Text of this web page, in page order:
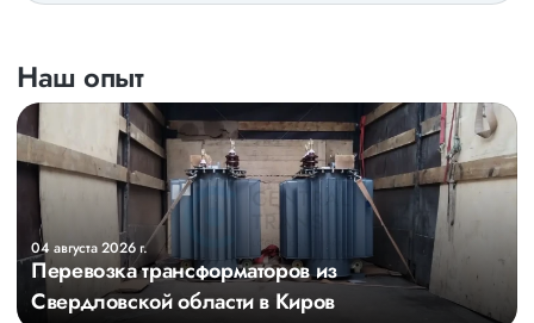
Наш опыт
04 августа 2026 г.
Перевозка трансформаторов из
Свердловской области в Киров